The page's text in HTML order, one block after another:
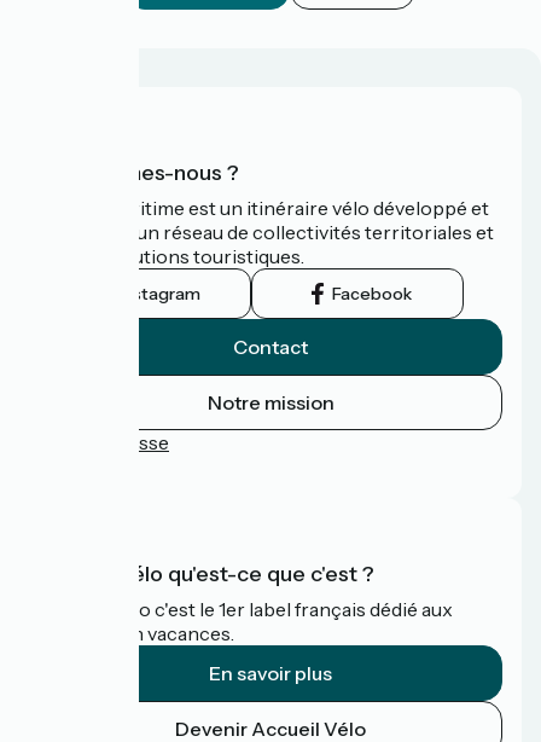
Qui sommes-nous ?
La Vélomaritime est un itinéraire vélo développé et
promu par un réseau de collectivités territoriales et
leurs institutions touristiques.
Instagram Facebook
Contact
Notre mission
Espace Presse
Accueil Vélo qu'est-ce que c'est ?
Accueil Vélo c'est le 1er label français dédié aux
cyclistes en vacances.
En savoir plus
Devenir Accueil Vélo